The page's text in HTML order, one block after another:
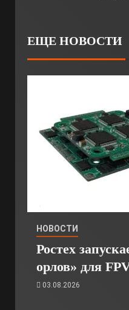
ЕЩЕ НОВОСТИ
НОВОСТИ
Ростех
орлов» для
03.08.2026